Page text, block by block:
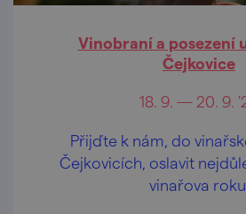
Vinobraní a posezení
Čejkovice
18. 9. — 20. 9.
Přijďte k nám, do
Čejkovicích, oslavit
vinařova